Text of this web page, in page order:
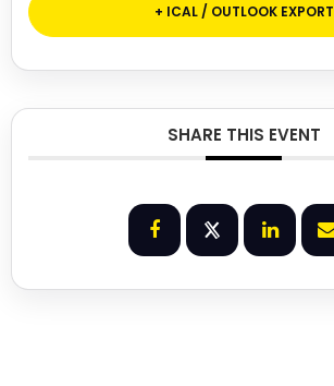
+ ICAL / OUTLOOK EXPORT
SHARE THIS EVENT